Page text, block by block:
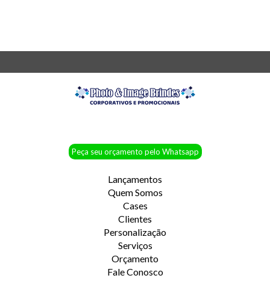
Peça seu orçamento pelo Whatsapp
Lançamentos
Quem Somos
Cases
Clientes
Personalização
Serviços
Orçamento
Fale Conosco